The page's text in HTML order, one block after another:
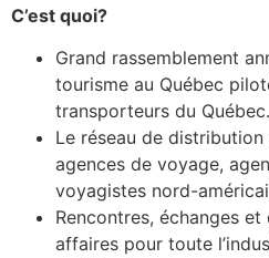
C’est quoi?
Grand rassemblement
tourisme au Québec
transporteurs du Québec.
Le réseau de
agences de voyage,
voyagistes nord-
Rencontres, échanges
affaires pour toute